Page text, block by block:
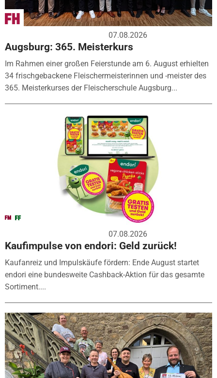
07.08.2026
Augsburg: 365. Meisterkurs
Im Rahmen einer großen Feierstunde am 6. August erhielten
34 frischgebackene Fleischermeisterinnen und -meister des
365. Meisterkurses der Fleischerschule Augsburg...
07.08.2026
Kaufimpulse von endori: Geld zurück!
Kaufanreiz und Impulskäufe fördern: Ende August startet
endori eine bundesweite Cashback-Aktion für das gesamte
Sortiment....